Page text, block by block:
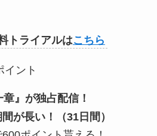
トライアルはこちら
イント
章』が独占配信！
が長い！（31日間）